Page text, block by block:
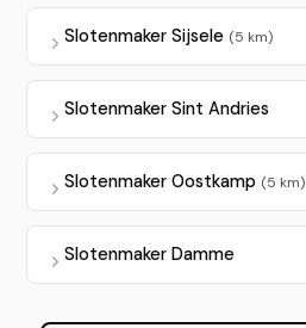
Slotenmaker Sijsele (5 km)
Slotenmaker Sint Andries
Slotenmaker Oostkamp (5 km)
Slotenmaker Damme